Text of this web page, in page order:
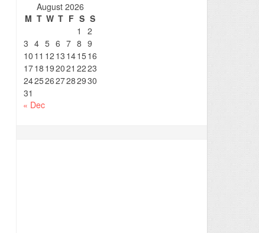
August 2026
M T W T F S S
1
2
3 4 5 6 7 8 9
10 11 12 13 141516
1718 192021 2223
24252627282930
31
« Dec